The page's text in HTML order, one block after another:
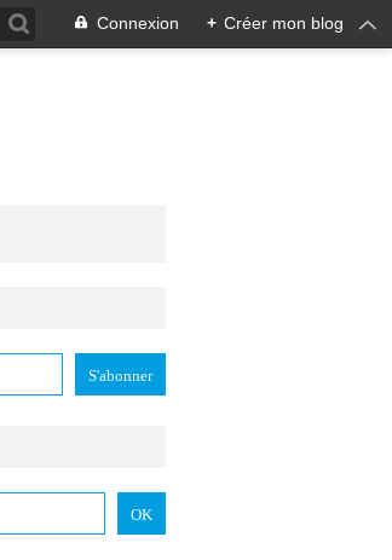
Connexion + Créer mon blog